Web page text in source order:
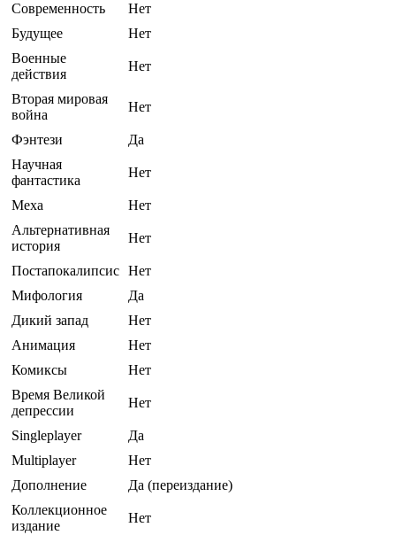
Современность
Нет
Будущее
Нет
Военные
действия
Нет
Вторая мировая
война
Нет
Фэнтези
Да
Научная
фантастика
Нет
Меха
Нет
Альтернативная
история
Нет
Постапокалипсис Нет
Мифология
Да
Дикий запад
Нет
Анимация
Нет
Комиксы
Нет
Время Великой
депрессии
Нет
Singleplayer
Да
Multiplayer
Нет
Дополнение
Да (переиздание)
Коллекционное
издание
Нет